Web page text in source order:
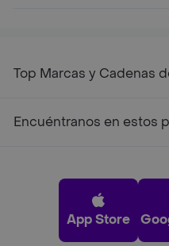
Top Marcas y Cadenas
Encuéntranos en estos
App Store